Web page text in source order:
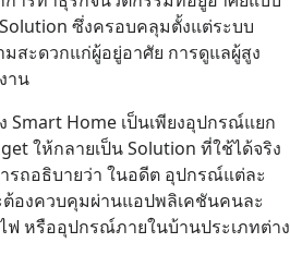
ซึ่งครอบคลุมตั้งแต่ระบบ
สะดวกแก่ผู้อยู่อาศัย การดูแลผู้สูง
าน
Smart Home เป็นเพียงอุปกรณ์แยก
ให้กลายเป็น Solution ที่ใช้ได้จริง
ถอธิบายว่า ในอดีต อุปกรณ์แต่ละ
องควบคุมผ่านแอปพลิเคชันคนละ
ฟ หรืออุปกรณ์ภายในบ้านประเภทต่าง